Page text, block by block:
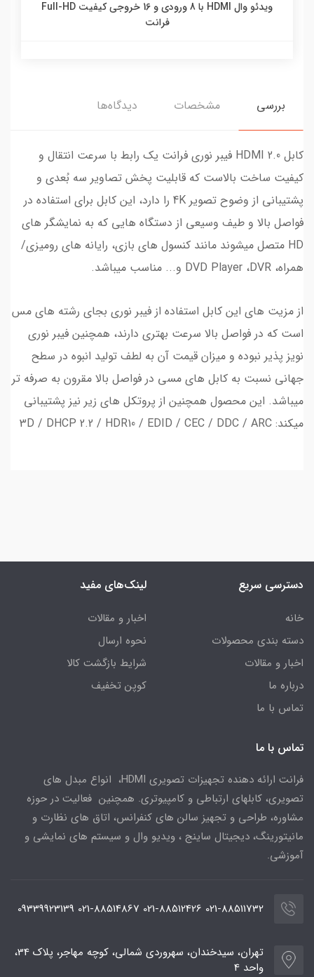
ويدئو وال HDMI با 8 ورودي و 16 خروجي کيفيت Full-HD
فرانت
بررسی مشخصات دیدگاه‌ها
کابل 2.0 HDMI فیبر نوری فرانت یک رابط با سرعت انتقال و
کیفیت ساخت بالاست که قابلیت پخش تصاویر سه بُعدی و
پشتیبانی از وضوح تصویر 4K را دارد، این کابل برای استفاده در
فواصل بالا و طیف وسیعی از دستگاه هایی که به نمایشگر های
HD متصل میشوند مانند کنسول های بازی، رایانه های رومیزی/
همراه، DVD Player ،DVR و... مناسب میباشد.
از مزیت های این کابل استفاده از فیبر نوری بجای رشته های مس
است که در فواصل بالا سرعت بهتری دارند، همچنین فیبر نوری
نویز پذیر نبوده و میزان قیمت آن به لطف تولید انبوه در سطح
جهانی نسبت به کابل های مسی در فواصل بالا مقرون به صرفه تر
میباشد. این محصول همچنین از پروتکل های زیر نیز پشتیبانی
میکند: 3D / DHCP 2.2 / HDR10 / EDID / CEC / DDC / ARC
دسترسی سریع
خانه
دسته بندی محصولات
اخبار و مقالات
درباره ما
تماس با ما
لینک‌های مفید
اخبار و مقالات
نحوه ارسال
شرایط بازگشت کالا
کوپن تخفیف
تماس با ما
فرانت ارائه دهنده تجهیزات تصویری HDMI، انواع مبدل های
تصویری، کابلهای ارتباطی و کامپیوتری. همچنین فعالیت در حوزه
مشاوره، طراحی و تجهیز سالن های کنفرانس، اتاق های نظارت و
مانیتورینگ، دیجیتال ساینج ، ویدیو وال و سیستم های نمایشی و
آموزشی.
021-88511732 021-88512426 021-88514867 09339923139
تهران، سیدخندان، سهروردی شمالی، کوچه مهاجر، پلاک 34،
واحد 4